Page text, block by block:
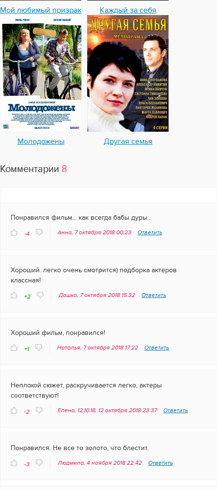
Мой любимый призрак Каждый за себя
Молодожены Другая семья
Комментарии 8
Понравился фильм... как всегда бабы дуры...
-4 Анна, 7 октября 2018 00:23 Ответить
Хороший. легко очень смотрится) подборка актеров
классная!
+2 Дашка, 7 октября 2018 15:32 Ответить
Хороший фильм, понравился!
+1 Наталья, 7 октября 2018 17:22 Ответить
Неплохой сюжет, раскручивается легко, актеры
соответствуют!
-2 Елена, 12.10.18, 12 октября 2018 23:37 Ответить
Понравился. Не все то золото, что блестит.
-3 Людмила, 4 ноября 2018 22:42 Ответить